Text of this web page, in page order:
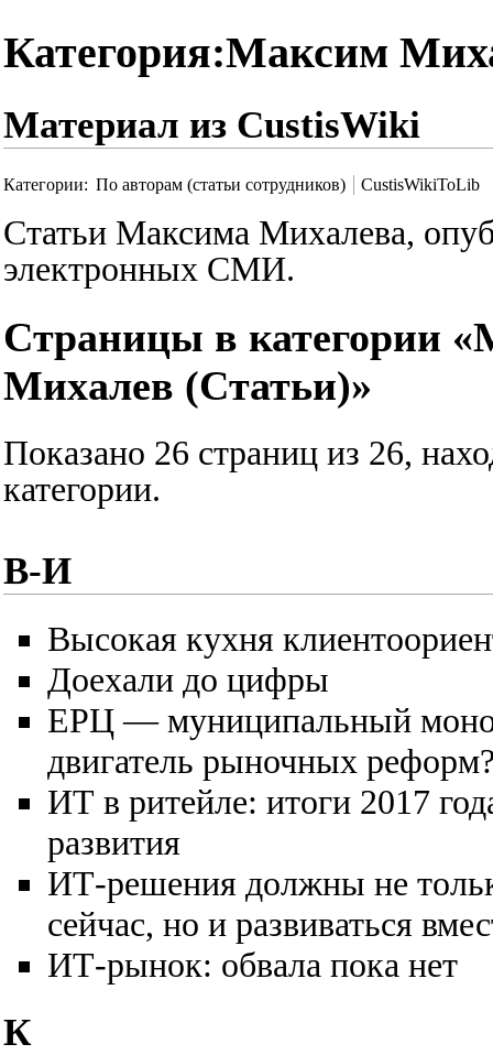
Категория:Максим
Материал из CustisWiki
Категории: По авторам (статьи сотрудников) CustisWikiToLib
Статьи Максима Михалева,
электронных СМИ.
Страницы в категории
Михалев (Статьи)»
Показано 26 страниц из 26,
категории.
В-И
Высокая кухня
Доехали до цифры
ЕРЦ — муниципальный
двигатель рыночных
ИТ в ритейле: итоги 2017
развития
ИТ-решения должны не
сейчас, но и развиваться
ИТ-рынок: обвала пока нет
К